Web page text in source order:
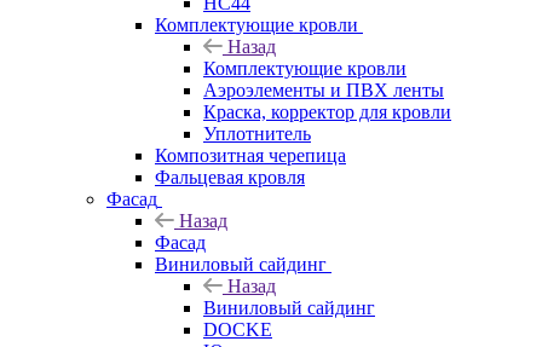
Комплектующие кровли
Назад
Комплектующие кровли
Аэроэлементы и ПВХ ленты
Краска, корректор для кровли
Уплотнитель
Композитная черепица
Фальцевая кровля
Фасад
Назад
Фасад
Виниловый сайдинг
Назад
Виниловый сайдинг
DOCKE